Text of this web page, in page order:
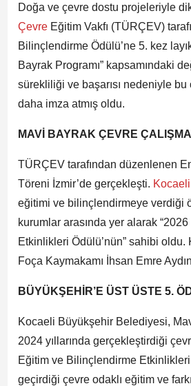
Doğa ve çevre dostu projeleriyle
Çevre Eğitim Vakfı (TÜRÇEV)
Bilinçlendirme Ödülü’ne 5. kez
Bayrak Programı” kapsamındaki
sürekliliği ve başarısı nedeniyle
daha imza atmış oldu.
MAVİ BAYRAK ÇEVRE
TÜRÇEV tarafından düzenlenen
Töreni İzmir’de gerçekleşti. Kocaeli
eğitimi ve bilinçlendirmeye verdiği
kurumlar arasında yer alarak
Etkinlikleri Ödülü’nün” sahibi
Foça Kaymakamı İhsan Emre
BÜYÜKŞEHİR’E ÜST ÜSTE 5.
Kocaeli Büyükşehir Belediyesi,
2024 yıllarında gerçekleştirdiği
Eğitim ve Bilinçlendirme Etkinlikleri
geçirdiği çevre odaklı eğitim ve